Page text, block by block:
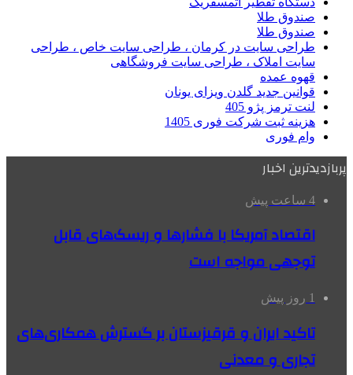
صندوق طلا
صندوق طلا
طراحی سایت در کرمان ، طراحی سایت خاص ، طراحی
سایت املاک ، طراحی سایت فروشگاهی
قهوه عمده
قوانین جدید گلدن ویزای یونان
لنت ترمز پژو 405
هزینه ثبت شرکت فوری 1405
وام فوری
پربازدیدترین اخبار
4 ساعت پیش
اقتصاد آمریکا با فشارها و ریسک‌های قابل
توجهی مواجه است
1 روز پیش
تاکید ایران و قرقیزستان بر گسترش همکاری‌های
تجاری و معدنی